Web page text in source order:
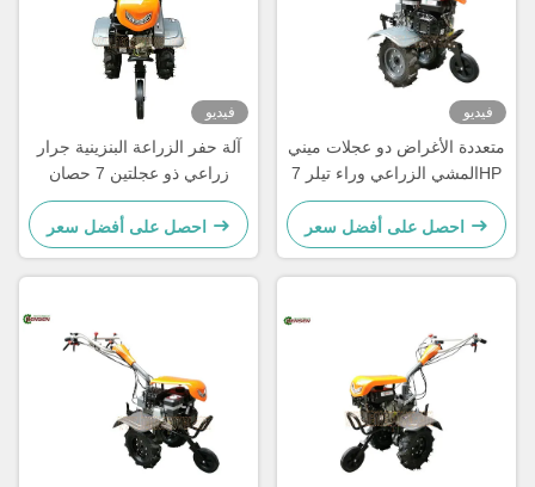
فيديو
آلة حفر الزراعة البنزينية جرار
زراعي ذو عجلتين 7 حصان
احصل على أفضل سعر
فيديو
متعددة الأغراض دو عجلات ميني
المشي الزراعي وراء تيلر 7HP
احصل على أفضل سعر